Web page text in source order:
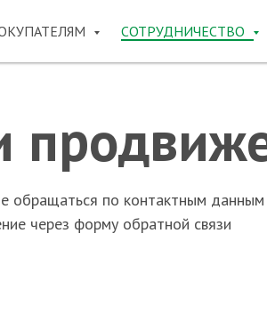
СОТРУДНИЧЕСТВО
по контактным
через форму обратной связи